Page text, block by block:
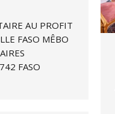
AU PROFIT
FASO MÊBO
FASO